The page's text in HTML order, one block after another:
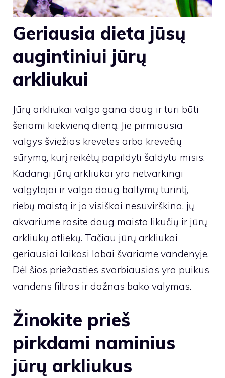
Geriausia dieta jūsų
augintiniui jūrų
arkliukui
Jūrų arkliukai valgo gana daug ir turi būti
šeriami kiekvieną dieną. Jie pirmiausia
valgys šviežias krevetes arba krevečių
sūrymą, kurį reikėtų papildyti šaldytu misis.
Kadangi jūrų arkliukai yra netvarkingi
valgytojai ir valgo daug baltymų turintį,
riebų maistą ir jo visiškai nesuvirškina, jų
akvariume rasite daug maisto likučių ir jūrų
arkliukų atliekų. Tačiau jūrų arkliukai
geriausiai laikosi labai švariame vandenyje.
Dėl šios priežasties svarbiausias yra puikus
vandens filtras ir dažnas bako valymas.
Žinokite prieš
pirkdami naminius
jūrų arkliukus